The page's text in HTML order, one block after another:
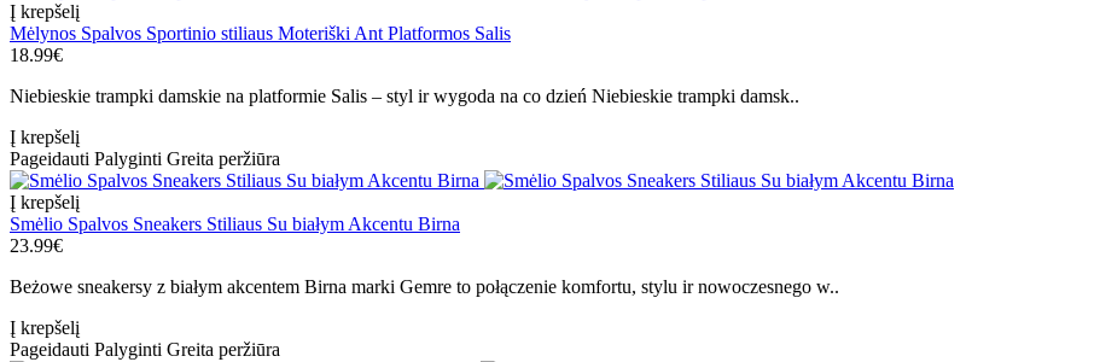
Į krepšelį
Mėlynos Spalvos Sportinio stiliaus Moteriški Ant Platformos Salis
18.99€
Niebieskie trampki damskie na platformie Salis – styl ir wygoda na co dzień Niebieskie trampki damsk..
Į krepšelį
Pageidauti Palyginti Greita peržiūra
Į krepšelį
Smėlio Spalvos Sneakers Stiliaus Su białym Akcentu Birna
23.99€
Beżowe sneakersy z białym akcentem Birna marki Gemre to połączenie komfortu, stylu ir nowoczesnego w..
Į krepšelį
Pageidauti Palyginti Greita peržiūra